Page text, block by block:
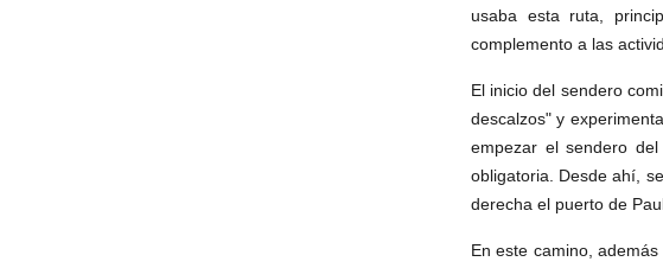
usaba esta ruta,
complemento a las
El inicio del sendero
descalzos" y
empezar el sendero
obligatoria. Desde ahí,
derecha el puerto de
En este camino,